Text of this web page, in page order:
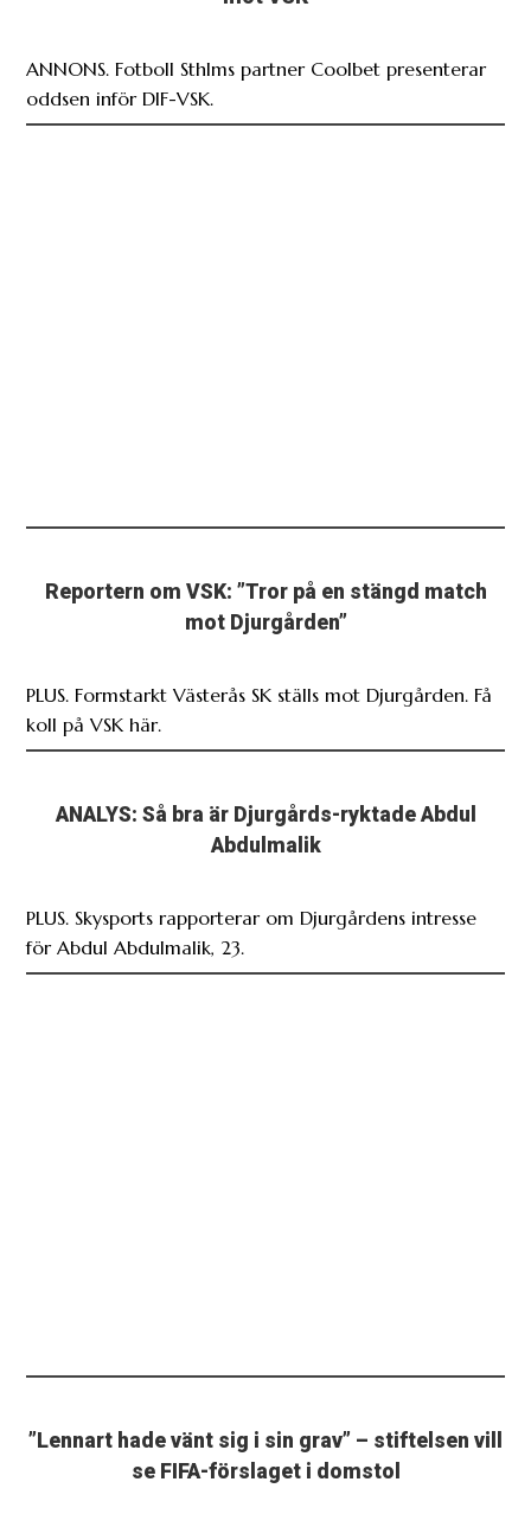
ANNONS. Fotboll Sthlms partner Coolbet presenterar
oddsen inför DIF-VSK.
Reportern om VSK: ”Tror på en stängd match
mot Djurgården”
PLUS. Formstarkt Västerås SK ställs mot Djurgården. Få
koll på VSK här.
ANALYS: Så bra är Djurgårds-ryktade Abdul
Abdulmalik
PLUS. Skysports rapporterar om Djurgårdens intresse
för Abdul Abdulmalik, 23.
”Lennart hade vänt sig i sin grav” – stiftelsen vill
se FIFA-förslaget i domstol